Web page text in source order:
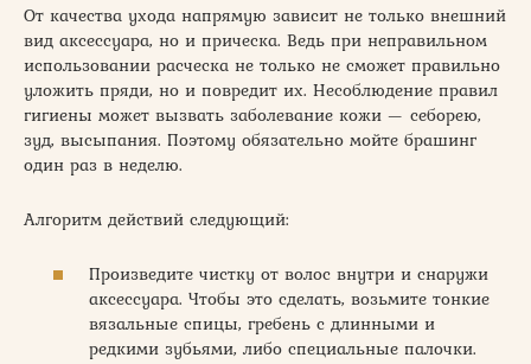
От качества ухода напрямую зависит не только внешний
вид аксессуара, но и прическа. Ведь при неправильном
использовании расческа не только не сможет правильно
уложить пряди, но и повредит их. Несоблюдение правил
гигиены может вызвать заболевание кожи — себорею,
зуд, высыпания. Поэтому обязательно мойте брашинг
один раз в неделю.
Алгоритм действий следующий:
Произведите чистку от волос внутри и снаружи
аксессуара. Чтобы это сделать, возьмите тонкие
вязальные спицы, гребень с длинными и
редкими зубьями, либо специальные палочки.